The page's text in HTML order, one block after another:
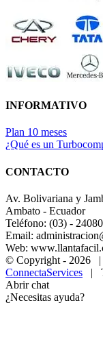
INFORMATIVO
Plan 10 meses
¿Qué es un
CONTACTO
Av. Bolivariana y
Ambato - Ecuador
Teléfono: (03) -
Email:
Web:
© Copyright - 2026 |
ConnectaServices |
Abrir chat
¿Necesitas ayuda?